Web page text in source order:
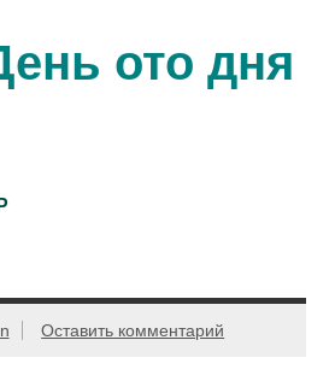
ото дня
Оставить комментарий